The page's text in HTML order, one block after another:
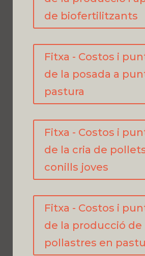
de biofertilitzants
Fitxa - Costos i
de la posada a
pastura
Fitxa - Costos i
de la cria de
conills joves
Fitxa - Costos i
de la producció de
pollastres en